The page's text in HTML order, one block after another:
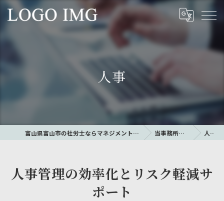
人事
富山県富山市の社労士ならマネジメントコア・中村 当事務所の特徴 人事
人事管理の効率化とリスク軽減サ
ポート